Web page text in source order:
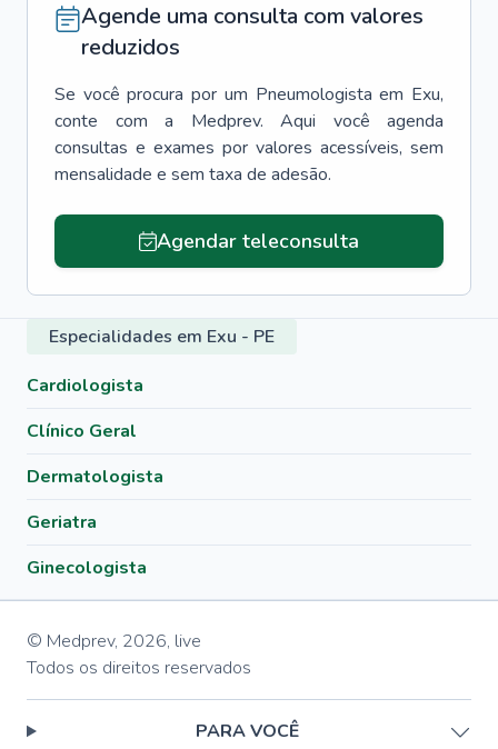
Agende uma consulta com valores
reduzidos
Se você procura por um Pneumologista em Exu,
conte com a Medprev. Aqui você agenda
consultas e exames por valores acessíveis, sem
mensalidade e sem taxa de adesão.
Agendar teleconsulta
Especialidades em Exu - PE
Cardiologista
Clínico Geral
Dermatologista
Geriatra
Ginecologista
© Medprev, 2026, live
Todos os direitos reservados
PARA VOCÊ